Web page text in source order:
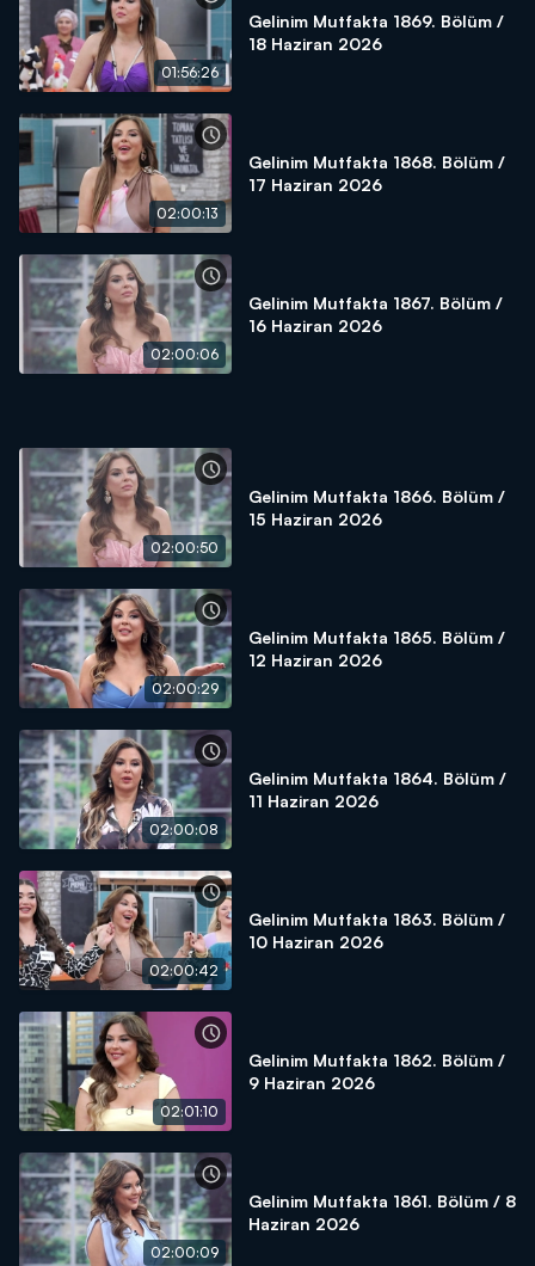
01:56:26
Gelinim Mutfakta 1869. Bölüm /
18 Haziran 2026
02:00:13
Gelinim Mutfakta 1868. Bölüm /
17 Haziran 2026
02:00:06
Gelinim Mutfakta 1867. Bölüm /
16 Haziran 2026
02:00:50
Gelinim Mutfakta 1866. Bölüm /
15 Haziran 2026
02:00:29
Gelinim Mutfakta 1865. Bölüm /
12 Haziran 2026
02:00:08
Gelinim Mutfakta 1864. Bölüm /
11 Haziran 2026
02:00:42
Gelinim Mutfakta 1863. Bölüm /
10 Haziran 2026
02:01:10
Gelinim Mutfakta 1862. Bölüm /
9 Haziran 2026
02:00:09
Gelinim Mutfakta 1861. Bölüm / 8
Haziran 2026